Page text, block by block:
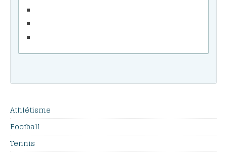
Athlétisme
Football
Tennis